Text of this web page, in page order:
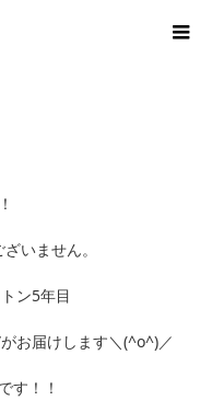
いません。
ン5年目
お届けします＼(^o^)／
す！！